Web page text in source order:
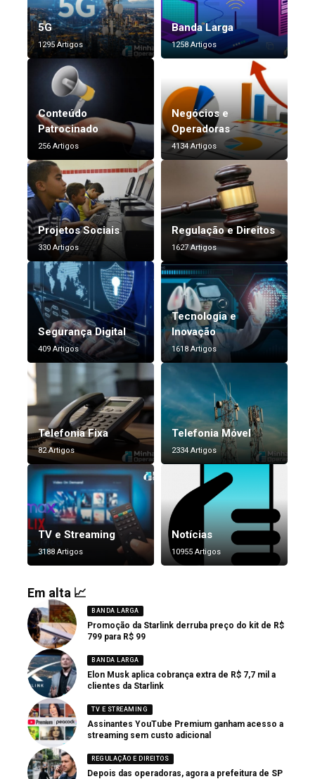
5G
1295 Artigos
Banda Larga
1258 Artigos
Conteúdo
Patrocinado
256 Artigos
Negócios e
Operadoras
4134 Artigos
Projetos Sociais
330 Artigos
Regulação e Direitos
1627 Artigos
Segurança Digital
409 Artigos
Tecnologia e
Inovação
1618 Artigos
Telefonia Fixa
82 Artigos
Telefonia Móvel
2334 Artigos
TV e Streaming
3188 Artigos
Notícias
10955 Artigos
Em alta 📈
BANDA LARGA
Promoção da Starlink derruba preço do kit de R$
799 para R$ 99
BANDA LARGA
Elon Musk aplica cobrança extra de R$ 7,7 mil a
clientes da Starlink
TV E STREAMING
Assinantes YouTube Premium ganham acesso a
streaming sem custo adicional
REGULAÇÃO E DIREITOS
Depois das operadoras, agora a prefeitura de SP